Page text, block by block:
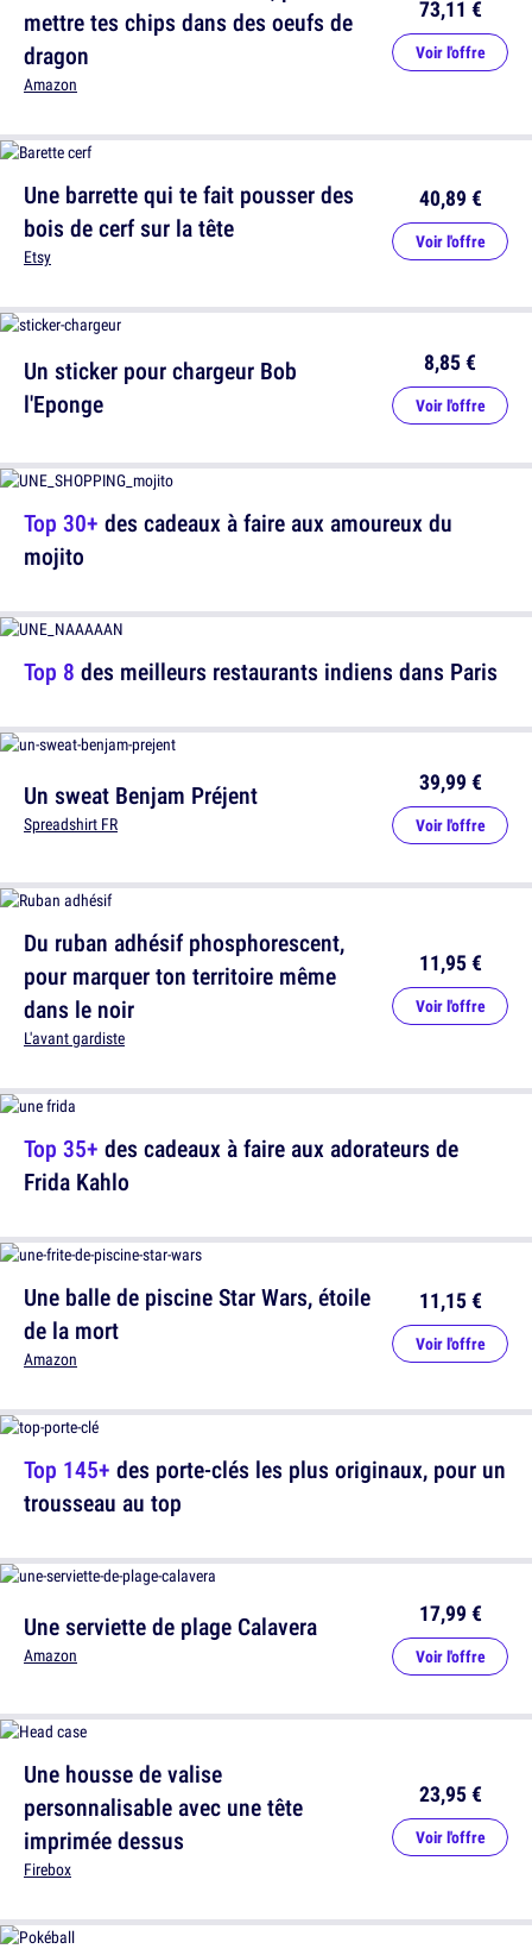
mettre tes chips dans des oeufs de
dragon
Amazon
73,11 €
Voir l'offre
Un sticker pour chargeur Bob
l'Eponge
8,85 €
Voir l'offre
Top 8 des meilleurs restaurants indiens dans Paris
Du ruban adhésif phosphorescent,
pour marquer ton territoire même
dans le noir
L'avant gardiste
11,95 €
Voir l'offre
Une balle de piscine Star Wars, étoile
de la mort
Amazon
11,15 €
Voir l'offre
Une serviette de plage Calavera
Amazon
17,99 €
Voir l'offre
Une barrette qui te fait pousser des
bois de cerf sur la tête
Etsy
40,89 €
Voir l'offre
Top 30+ des cadeaux à faire aux amoureux du
mojito
Un sweat Benjam Préjent
Spreadshirt FR
39,99 €
Voir l'offre
Top 35+ des cadeaux à faire aux adorateurs de
Frida Kahlo
Top 145+ des porte-clés les plus originaux, pour un
trousseau au top
Une housse de valise
personnalisable avec une tête
imprimée dessus
Firebox
23,95 €
Voir l'offre